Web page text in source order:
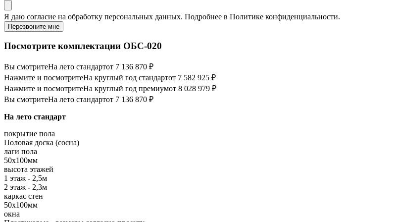
Я даю согласие на обработку персональных данных. Подробнее в Политике конфиденциальности.
Перезвоните мне
Посмотрите комплектации ОБС-020
Вы смотритеНа лето стандартот 7 136 870 ₽
Нажмите и посмотритеНа круглый год стандартот 7 582 925 ₽
Нажмите и посмотритеНа круглый год премиумот 8 028 979 ₽
Вы смотритеНа лето стандартот 7 136 870 ₽
На лето стандарт
покрытие пола
Половая доска (сосна)
лаги пола
50х100мм
высота этажей
1 этаж - 2,5м
2 этаж - 2,3м
каркас стен
50х100мм
окна